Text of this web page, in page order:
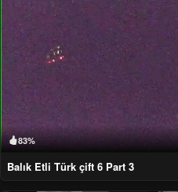
83%
Balık Etli Türk çift 6 Part 3